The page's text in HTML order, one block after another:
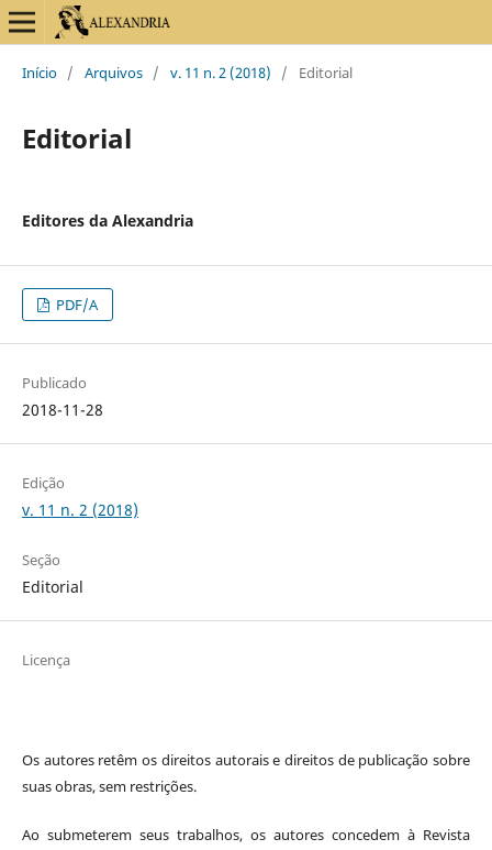
Início / Arquivos / v. 11 n. 2 (2018) / Editorial
Editorial
Editores da Alexandria
PDF/A
Publicado
2018-11-28
Edição
v. 11 n. 2 (2018)
Seção
Editorial
Licença
Os autores retêm os direitos autorais e direitos de publicação sobre
suas obras, sem restrições.
Ao submeterem seus trabalhos, os autores concedem à Revista